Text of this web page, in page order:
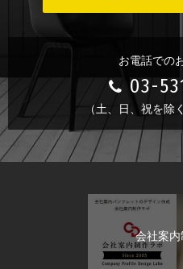
お電話での
03-
（土、日、祝を除
会社案